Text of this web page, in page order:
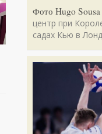
Фото Hugo
центр при
садах Кью в